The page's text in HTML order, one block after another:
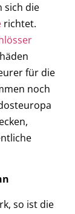
sich die
richtet.
für die
noch
so ist die